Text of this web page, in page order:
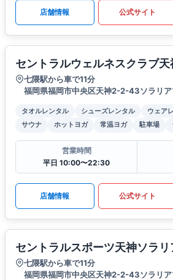
店舗情報 公式サイト
セントラルウェルネスクラブ
七隈駅から車で11分
福岡県福岡市中央区天神2-2-43ソラリア
タオルレンタル シューズレンタル ウェア
サウナ
ホットヨガ 常温ヨガ 駐車場
営業時間
平日 10:00〜22:30
店舗情報 公式サイト
セントラルスポーツ天神ソラリ
七隈駅から車で11分
福岡県福岡市中央区天神2-2-43ソラリア